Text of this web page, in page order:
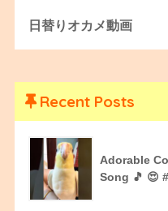
日替りオカメ動画
Recent Posts
Adorable
Song 🎵 😍